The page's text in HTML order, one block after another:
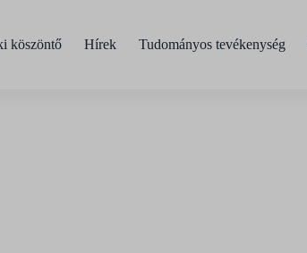
köszöntő Hírek Tudományos tevékenység